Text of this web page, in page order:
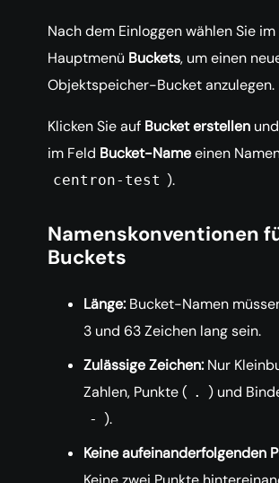
Nach dem Einloggen wählen Sie im
Hauptmenü Buckets, um einen
Objektspeicher-Bucket anzulegen.
Klicken Sie auf Bucket erstellen
im Feld Bucket-Nameeinen
centron-test ).
Namenskonventionen
Buckets
Länge: Bucket-Namen
3 und 63 Zeichen lang sein.
Zulässige Zeichen: Nur
Zahlen, Punkte ( . ) und
- ).
Keine aufeinanderfolgenden